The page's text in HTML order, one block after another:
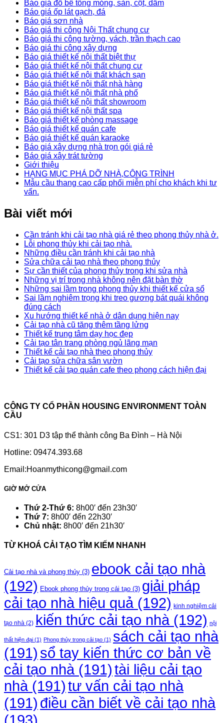
Báo giá đổ bê tông móng, sàn, cột, dầm
Báo giá ốp lát gạch, đá
Báo giá sơn nhà
Báo giá thi công Nội Thất chung cư
Báo giá thi công tường, vách, trần thạch cao
Báo giá thi công xây dựng
Báo giá thiết kế nội thất biệt thự
Báo giá thiết kế nội thất chung cư
Báo giá thiết kế nội thất khách sạn
Báo giá thiết kế nội thất nhà hàng
Báo giá thiết kế nội thất nhà phố
Báo giá thiết kế nội thất showroom
Báo giá thiết kế nội thất spa
Báo giá thiết kế phòng massage
Báo giá thiết kế quán cafe
Báo giá thiết kế quán karaoke
Báo giá xây dựng nhà trọn gói giá rẻ
Báo giá xây trát tường
Giới thiệu
HẠNG MỤC PHÁ DỠ NHÀ,CÔNG TRÌNH
Mẫu cầu thang cao cấp phối miễn phí cho khách khi tư
vấn.
Bài viết mới
Cần tránh khi cải tạo nhà giá rẻ theo phong thủy nhà ở.
Lỗi phong thủy khi cải tạo nhà.
Những điều cần tránh khi cải tạo nhà
Sửa chữa cải tạo nhà theo phong thủy
Sự cần thiết của phong thủy trong khi sửa nhà
Những vị trí trong nhà không nên đặt bàn thờ
Những sai lầm trong phong thủy khi thiết kế cửa sổ
Sai lầm nghiêm trọng khi treo gương bát quái không
đúng cách
Xu hướng thiết kế nhà ở dân dụng hiện nay
Cải tạo nhà cũ tăng thêm tầng lửng
Thiết kế trung tâm dạy học đẹp
Cải tạo tân trang phòng ngủ lãng mạn
Thiết kế cải tạo nhà theo phong thủy
Cải tạo sửa chữa sân vườn
Thiết kế cải tạo quán cafe theo phong cách hiện đại
CÔNG TY CỔ PHẦN HOUSING ENVIRONMENT TOÀN
CẦU
CS1: 301 D3 tập thể thành công Ba Đình – Hà Nội
Hotline: 09474.393.68
Email:Hoanmythicong@gmail.com
GIỜ MỞ CỬA
Thứ 2-Thứ 6: 8h00′ đến 23h30′
Thứ 7: 8h00′ đến 22h30′
Chủ nhật: 8h00′ đến 21h30′
TỪ KHOÁ CẢI TẠO TÌM KIẾM NHANH
Cải tạo nhà và phong thủy (3) ebook cải tạo nhà
(192) Ebook phong thủy trong cải tạo (3) giải pháp
cải tạo nhà hiệu quả(192) kinh nghiệm cải
tạo nhà (2) kiến thức cải tạo nhà(192) nội
thất hiện đại (1) Phong thủy trong cải tạo (1) sách cải tạo nhà
(191) sổ tay kiến thức cơ bản về
cải tạo nhà(191)tài liệu cải tạo
nhà(191)tư vấn cải tạo nhà
(191) điều cần biết về cải tạo nhà